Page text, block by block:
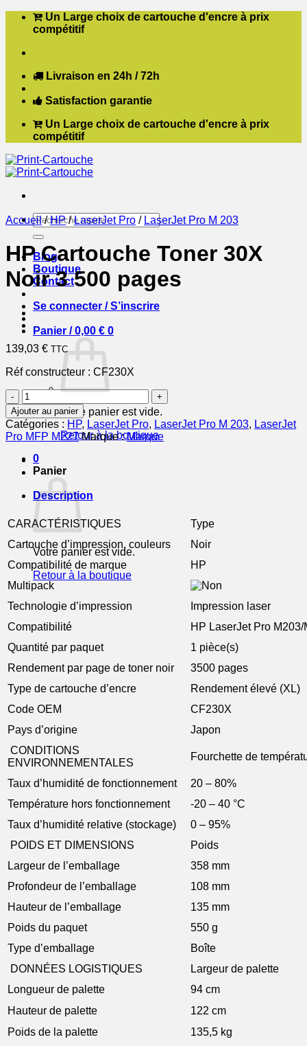
Passer Un Large choix de cartouche d'encre à prix
compétitif
Livraison en 24h / 72h
Satisfaction garantie
Un Large choix de cartouche d'encre à prix
compétitif
Recherche
pour :
Blog
Boutique
Contact
Se connecter / S’inscrire
Panier /0,00 € 0
Votre panier est vide.
Retour à la boutique
0
Panier
Votre panier est vide.
Retour à la boutique
Accueil / HP / LaserJet Pro / LaserJet Pro M 203
HP Cartouche Toner 30X
Noir 3 500 pages
139,03 € TTC
Réf constructeur : CF230X
quantité
de
HP
Cartouche
Toner
30X
Noir
500
Ajouter au panier
Catégories : HP, LaserJet Pro, LaserJet Pro M 203, LaserJet
Pro MFP M227 Marque :Marque
Description
CARACTÉRISTIQUES
Type
Cartouche d’impression, couleurs
Noir
Compatibilité de marque
HP
Multipack
Technologie d’impression
Impression laser
Compatibilité
HP LaserJet Pro
Quantité par paquet
1 pièce(s)
Rendement par page de toner noir
3500 pages
Type de cartouche d’encre
Rendement élevé (XL)
Code OEM
CF230X
Pays d’origine
Japon
CONDITIONS
ENVIRONNEMENTALES
Fourchette de
Taux d’humidité de fonctionnement
20 – 80%
Température hors fonctionnement
-20 – 40 °C
Taux d’humidité relative (stockage)
0 – 95%
POIDS ET DIMENSIONS
Poids
Largeur de l’emballage
358 mm
Profondeur de l’emballage
108 mm
Hauteur de l’emballage
135 mm
Poids du paquet
550 g
Type d’emballage
Boîte
DONNÉES LOGISTIQUES
Largeur de palette
Longueur de palette
94 cm
Hauteur de palette
122 cm
Poids de la palette
135,5 kg